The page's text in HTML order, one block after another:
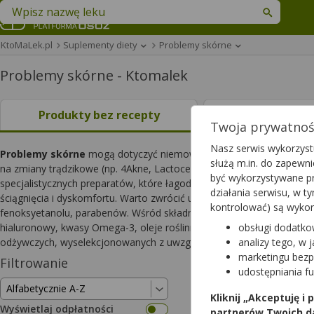
Znajdź lek w swojej okolicy
KtoMaLek.pl Suplementy diety Problemy skórne
Problemy skórne - Ktomalek
Produkty bez recepty
Problemy skórne mogą dotyczyć niemowląt, dzieci starszych,
na zmiany trądzikowe (np. 4Akne, Lactocer Plus, Visaxinum).
specjalistycznych preparatów, które łagodzą podrażnienia,
ściągnięcia i dyskomfortu. Warto zwrócić uwagę na skład
fenoksyetanolu, parabenów. Wśród składników aktywnych
hialuronowy, kwasy Omega-3, oleje roślinne. Wyjątkowo wrażliwa i
odżywczych, wyselekcjonowanych z uwzględnieniem najnowszych
Filtrowanie
Wyświetlaj odpłatności
Wyniki
Twoja
Nasz serwis
służą m.in. do
być wykorzystywane
działania serwisu, w
kontrolować) są
obsługi
analizy tego, w
marketingu
udostępniania
Kliknij „Akceptuję i